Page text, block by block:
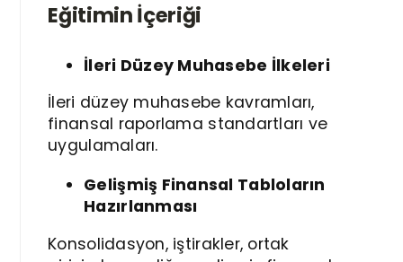
Eğitimin İçeriği
İleri Düzey Muhasebe İlkeleri
İleri düzey muhasebe kavramları,
finansal raporlama standartları ve
uygulamaları.
Gelişmiş Finansal Tabloların
Hazırlanması
Konsolidasyon, iştirakler, ortak